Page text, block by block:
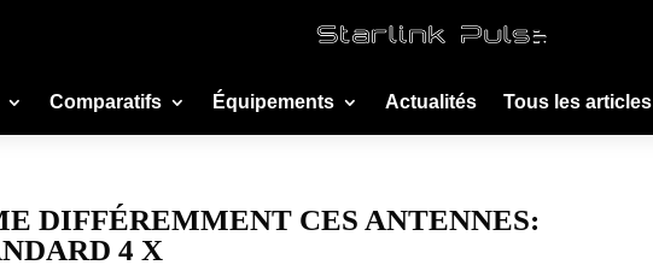
Comparatifs Équipements Actualités Tous les articles
DIFFÉREMMENT CES ANTENNES:
4 X